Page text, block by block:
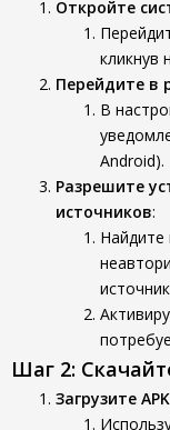
Откройте
кликнув
Перейдите в
В
Android).
Разрешите
источников:
Найдите
Шаг 2:
Загрузите